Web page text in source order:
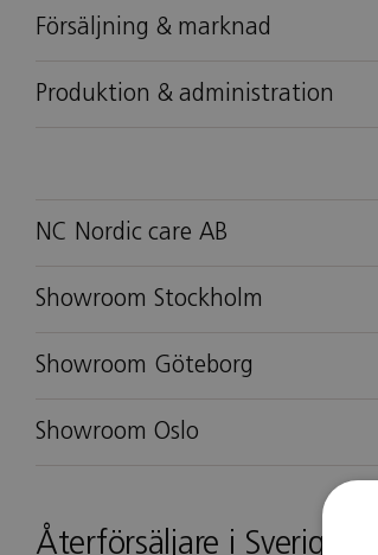
Försäljning & marknad
Produktion & administration
NC Nordic care AB
Showroom Stockholm
Showroom Göteborg
Showroom Oslo
Återförsäljare i Sverige